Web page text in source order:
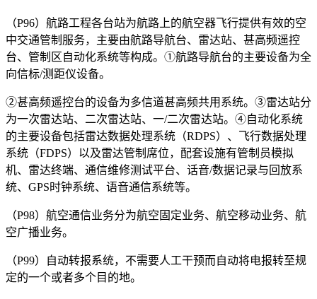
（P96）航路工程各台站为航路上的航空器飞行提供有效的空
中交通管制服务，主要由航路导航台、雷达站、甚高频遥控
台、管制区自动化系统等构成。①航路导航台的主要设备为全
向信标/测距仪设备。
②甚高频遥控台的设备为多信道甚高频共用系统。③雷达站分
为一次雷达站、二次雷达站、一/二次雷达站。④自动化系统
的主要设备包括雷达数据处理系统（RDPS）、飞行数据处理
系统（FDPS）以及雷达管制席位，配套设施有管制员模拟
机、雷达终端、通信维修测试平台、话音/数据记录与回放系
统、GPS时钟系统、语音通信系统等。
（P98）航空通信业务分为航空固定业务、航空移动业务、航
空广播业务。
（P99）自动转报系统，不需要人工干预而自动将电报转至规
定的一个或者多个目的地。